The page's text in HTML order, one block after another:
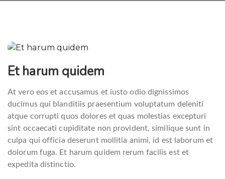
Et harum quidem
At vero eos et accusamus et iusto odio dignissimos
ducimus qui blanditiis praesentium voluptatum deleniti
atque corrupti quos dolores et quas molestias excepturi
sint occaecati cupiditate non provident, similique sunt in
culpa qui officia deserunt mollitia animi, id est laborum et
dolorum fuga. Et harum quidem rerum facilis est et
expedita distinctio.
Beitragsnavigation